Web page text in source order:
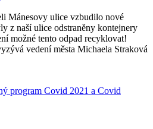
Mánesovy ulice vzbudilo nové
z naší ulice odstraněny kontejnery
možné tento odpad recyklovat!
vedení města Michaela Straková